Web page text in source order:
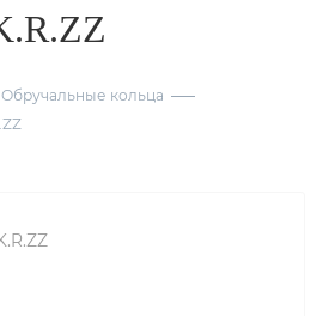
Обручальные кольца